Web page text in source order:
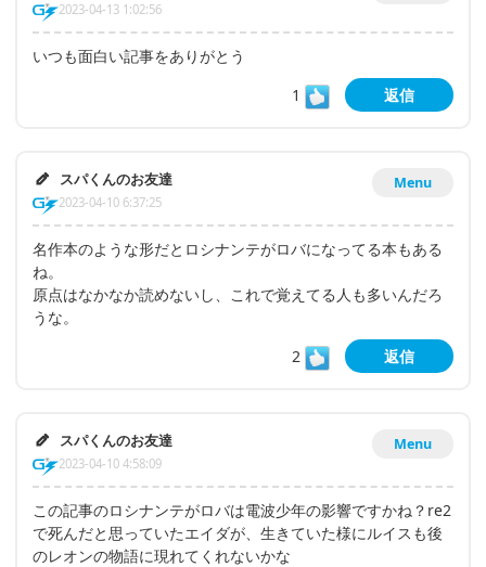
2023-04-13 1:02:56
いつも面白い記事をありがとう
1
返信
Menu
スパくんのお友達
2023-04-10 6:37:25
名作本のような形だとロシナンテがロバになってる本もある
ね。
原点はなかなか読めないし、これで覚えてる人も多いんだろ
うな。
2
返信
Menu
スパくんのお友達
2023-04-10 4:58:09
この記事のロシナンテがロバは電波少年の影響ですかね？re2
で死んだと思っていたエイダが、生きていた様にルイスも後
のレオンの物語に現れてくれないかな